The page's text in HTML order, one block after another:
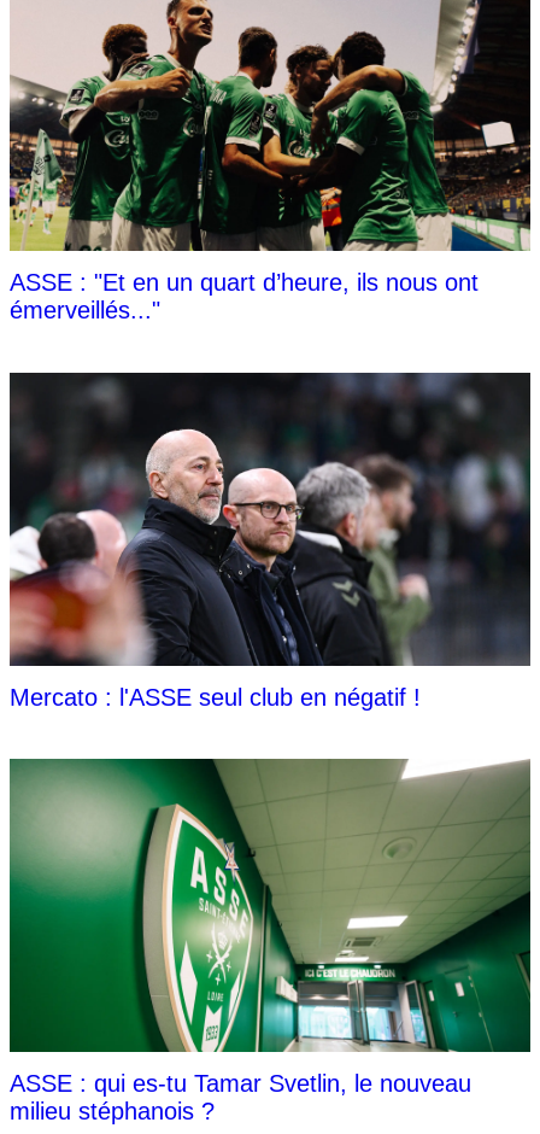
ASSE : "Et en un quart d’heure, ils nous ont
émerveillés..."
Mercato : l'ASSE seul club en négatif !
ASSE : qui es-tu Tamar Svetlin, le nouveau
milieu stéphanois ?